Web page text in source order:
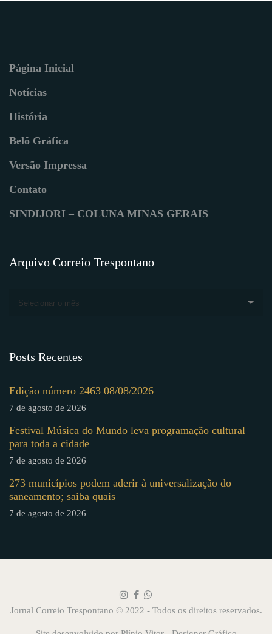
Página Inicial
Notícias
História
Belô Gráfica
Versão Impressa
Contato
SINDIJORI – COLUNA MINAS GERAIS
Arquivo Correio Trespontano
Selecionar o mês
Posts Recentes
Edição número 2463 08/08/2026
7 de agosto de 2026
Festival Música do Mundo leva programação cultural
para toda a cidade
7 de agosto de 2026
273 municípios podem aderir à universalização do
saneamento; saiba quais
7 de agosto de 2026
Jornal Correio Trespontano © 2022 - Todos os direitos reservados.